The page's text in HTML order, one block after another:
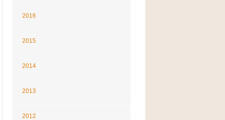
2016
2015
2014
2013
2012